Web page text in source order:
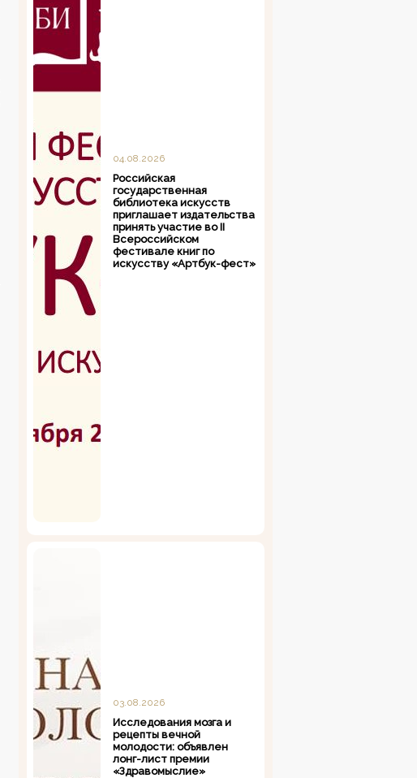
04.08.2026
Российская
государственная
библиотека искусств
приглашает издательства
принять участие во II
Всероссийском
фестивале книг по
искусству «Артбук-фест»
03.08.2026
Исследования мозга и
рецепты вечной
молодости: объявлен
лонг-лист премии
«Здравомыслие»